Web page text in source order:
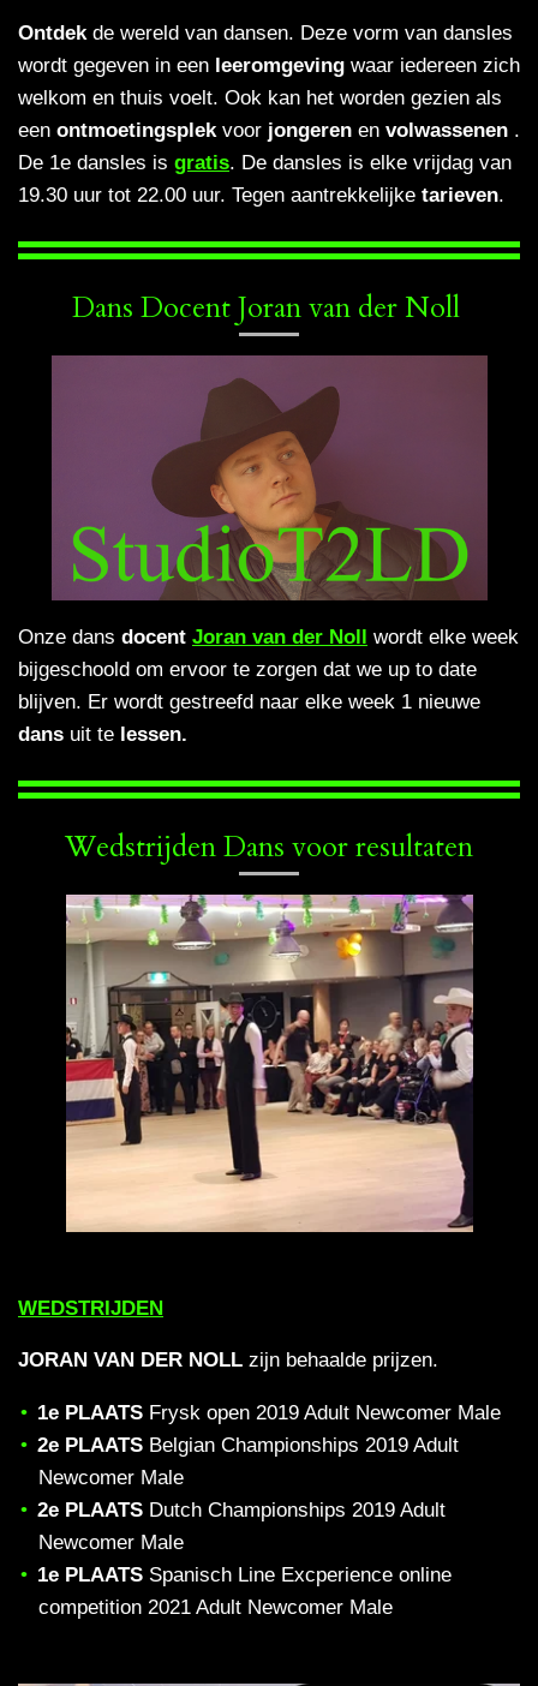
Ontdek de wereld van dansen. Deze vorm van dansles
wordt gegeven in een leeromgeving waar iedereen zich
welkom en thuis voelt. Ook kan het worden gezien als
een ontmoetingsplek voor jongeren en volwassenen .
De 1e dansles is gratis. De dansles is elke vrijdag van
19.30 uur tot 22.00 uur. Tegen aantrekkelijke tarieven.
Dans Docent Joran van der Noll
Onze dans docent Joran van der Noll wordt elke week
bijgeschoold om ervoor te zorgen dat we up to date
blijven. Er wordt gestreefd naar elke week 1 nieuwe
dans uit te lessen.
Wedstrijden Dans voor resultaten
WEDSTRIJDEN
JORAN VAN DER NOLL zijn behaalde prijzen.
1e PLAATS Frysk open 2019 Adult Newcomer Male
2e PLAATS Belgian Championships 2019 Adult
Newcomer Male
2e PLAATS Dutch Championships 2019 Adult
Newcomer Male
1e PLAATS Spanisch Line Excperience online
competition 2021 Adult Newcomer Male